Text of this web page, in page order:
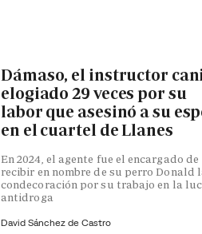
Dámaso, el instructor
elogiado 29 veces por su
labor que asesinó a su
en el cuartel de Llanes
En 2024, el agente fue el encargado de
recibir en nombre de su perro Donald
condecoración por su trabajo en la
antidroga
David Sánchez de Castro